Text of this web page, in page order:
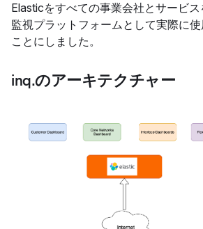
Elasticをすべての事業会社とサービ
監視プラットフォームとして実際に
ことにしました。
inq.のアーキテクチャー